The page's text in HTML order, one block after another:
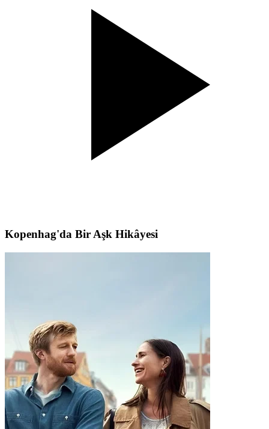
Kopenhag'da Bir Aşk Hikâyesi